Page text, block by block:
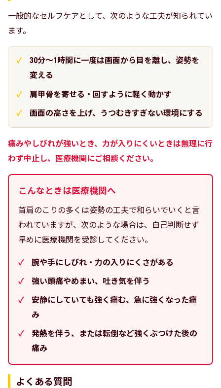
一般的なセルフケアとして、次のような工夫が知られてい
ます。
30分〜1時間に一度は画面から目を離し、姿勢を
変える
肩甲骨を寄せる・回すように軽く動かす
画面の高さを上げ、うつむきすぎない環境にする
痛みやしびれが強いとき、力が入りにくいときは無理に行
わず中止し、医療機関にご相談ください。
こんなときは医療機関へ
首肩のこりの多くは姿勢の工夫で和らいでいくと言
われていますが、次のような場合は、自己判断せず
早めに医療機関を受診してください。
腕や手にしびれ・力の入りにくさがある
強い頭痛やめまい、吐き気を伴う
安静にしていても強く痛む、急に強くなった痛
み
発熱を伴う、または転倒など強くぶつけた後の
痛み
よくある質問